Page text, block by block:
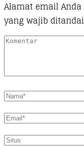
Alamat email
yang wajib ditandai